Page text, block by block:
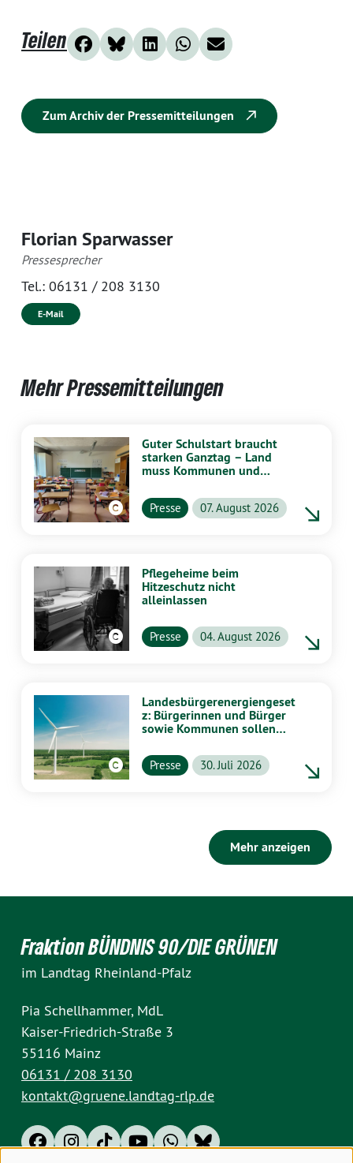
Teilen
Zum Archiv der Pressemitteilungen
Florian Sparwasser
Pressesprecher
Tel.: 06131 / 208 3130
E-Mail
Mehr Pressemitteilungen
Guter Schulstart braucht
starken Ganztag – Land
muss Kommunen und
unterstützen
Presse 07. August 2026
Pflegeheime beim
Hitzeschutz nicht
alleinlassen
Presse 04. August 2026
Landesbürgerenergiengeset
z: Bürgerinnen und Bürger
sowie Kommunen sollen
profitieren
Presse 30. Juli 2026
Mehr anzeigen
Fraktion BÜNDNIS 90/DIE GRÜNEN
im Landtag Rheinland-Pfalz
Pia Schellhammer, MdL
Kaiser-Friedrich-Straße 3
55116 Mainz
06131 / 208 3130
kontakt@gruene.landtag-rlp.de